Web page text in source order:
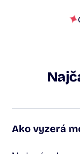
Ako vyzerá